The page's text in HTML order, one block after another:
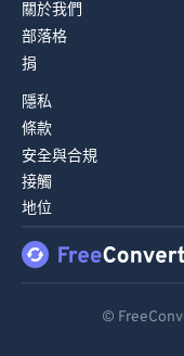
關於我們
部落格
捐
隱私
條款
安全與合規
接觸
地位
©